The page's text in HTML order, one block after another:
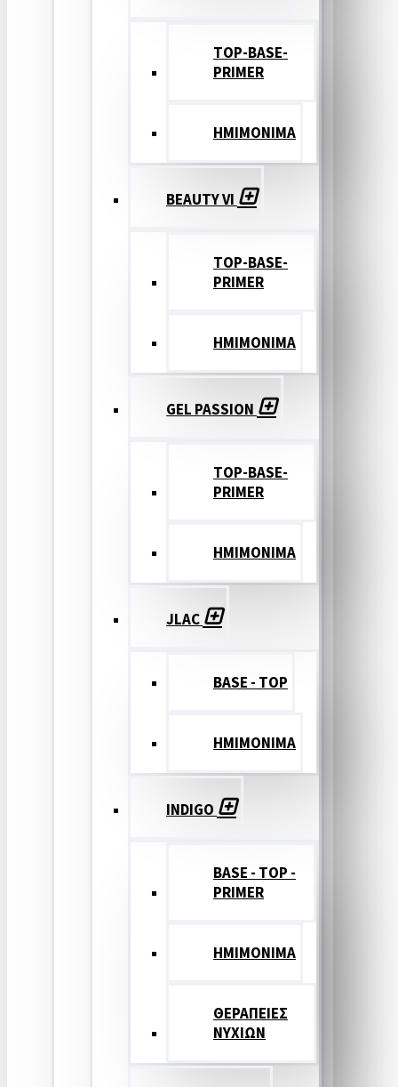
TOP-BASE-
PRIMER
ΗΜΙΜΟΝΙΜΑ
BEAUTY VI
TOP-BASE-
PRIMER
ΗΜΙΜΟΝΙΜΑ
GEL PASSION
TOP-BASE-
PRIMER
ΗΜΙΜΟΝΙΜΑ
JLAC
BASE - TOP
ΗΜΙΜΟΝΙΜΑ
INDIGO
BASE - TOP -
PRIMER
HMIMONIMA
ΘΕΡΑΠΕΙΕΣ
ΝΥΧΙΩΝ